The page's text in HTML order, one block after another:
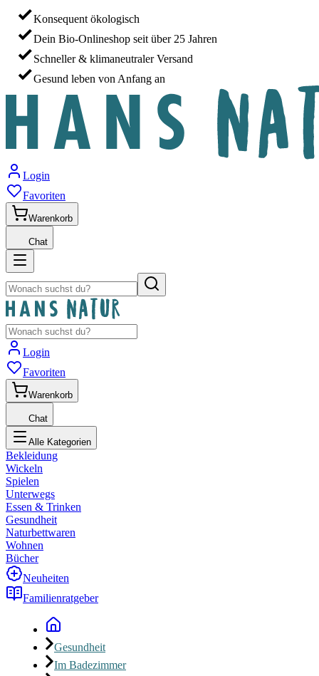
Konsequent ökologisch
Dein Bio-Onlineshop seit über 25 Jahren
Schneller & klimaneutraler Versand
Gesund leben von Anfang an
Login
Favoriten
Warenkorb
Chat
Login
Favoriten
Warenkorb
Chat
Alle Kategorien
Bekleidung
Wickeln
Spielen
Unterwegs
Essen & Trinken
Gesundheit
Naturbettwaren
Wohnen
Bücher
Neuheiten
Familienratgeber
Gesundheit
Im Badezimmer